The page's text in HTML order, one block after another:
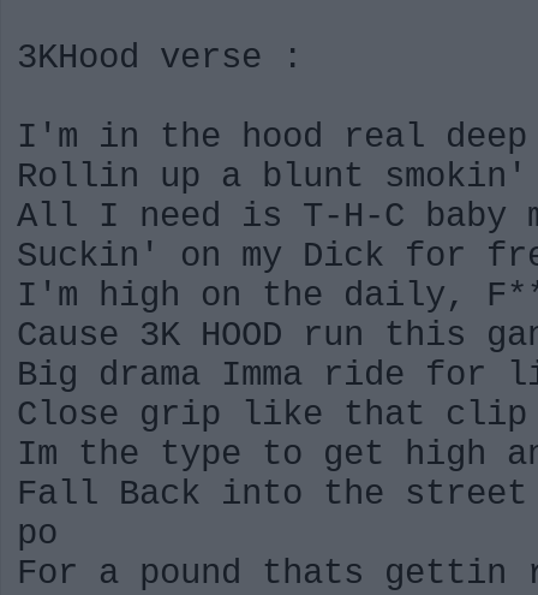
3KHood verse :
I'm in the hood real deep
Rollin up a blunt
All I need is T-H-C baby
Suckin' on my Dick for
I'm high on the daily,
Cause 3K HOOD run
Big drama Imma ride for
Close grip like that clip
Im the type to get high
Fall Back into the street
po
For a pound thats